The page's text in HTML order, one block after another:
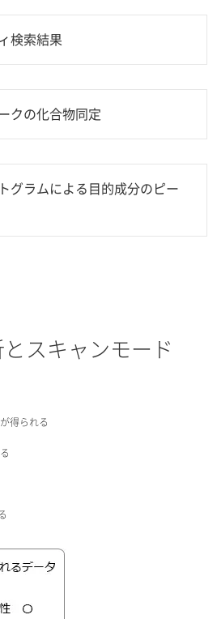
検索結果
クの化合物同定
グラムによる目的成分のピー
とスキャンモード
得られる